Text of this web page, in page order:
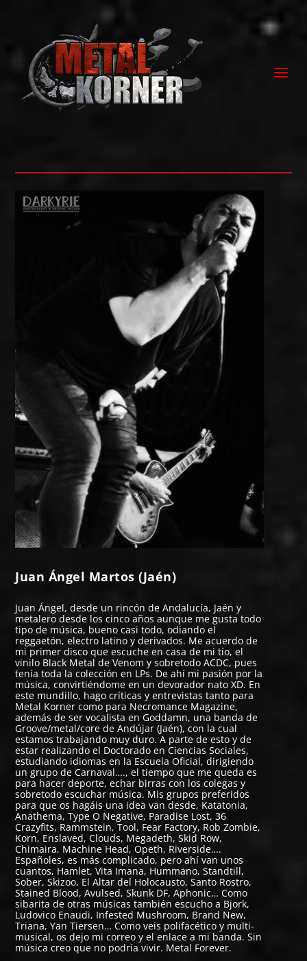
Juan Ángel Martos (Jaén)
Juan Ángel, desde un rincón de Andalucía, Jaén y
metalero desde los cinco años aunque me gusta todo
tipo de música, bueno casi todo, odiando el
reggaetón, electro latino y derivados. Me acuerdo de
mi primer disco que escuche en casa de mi tío, el
vinilo Black Metal de Venom y sobretodo ACDC, pues
tenía toda la colección en LPs. De ahí mi pasión por la
música, convirtiéndome en un devorador nato XD. En
este mundillo, hago críticas y entrevistas tanto para
Metal Korner como para Necromance Magazine,
además de ser vocalista en Goddamn, una banda de
Groove/metal/core de Andújar (Jaén), con la cual
estamos trabajando muy duro. A parte de esto y de
estar realizando el Doctorado en Ciencias Sociales,
estudiando idiomas en la Escuela Oficial, dirigiendo
un grupo de Carnaval…., el tiempo que me queda es
para hacer deporte, echar birras con los colegas y
sobretodo escuchar música. Mis grupos preferidos
para que os hagáis una idea van desde, Katatonia,
Anathema, Type O Negative, Paradise Lost, 36
Crazyfits, Rammstein, Tool, Fear Factory, Rob Zombie,
Korn, Enslaved, Clouds, Megadeth, Skid Row,
Chimaira, Machine Head, Opeth, Riverside….
Españoles, es más complicado, pero ahí van unos
cuantos, Hamlet, Vita Imana, Hummano, Standtill,
Sober, Skizoo, El Altar del Holocausto, Santo Rostro,
Stained Blood, Avulsed, Skunk DF, Aphonic… Como
sibarita de otras músicas también escucho a Bjork,
Ludovico Enaudi, Infested Mushroom, Brand New,
Triana, Yan Tiersen… Como veis polifacético y multi-
musical, os dejo mi correo y el enlace a mi banda. Sin
música creo que no podría vivir. Metal Forever.